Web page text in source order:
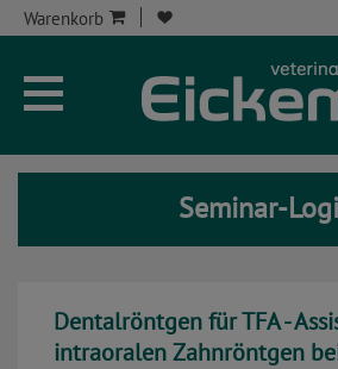
Warenkorb
Seminar-
Dentalröntgen für TFA -
intraoralen Zahnröntgen